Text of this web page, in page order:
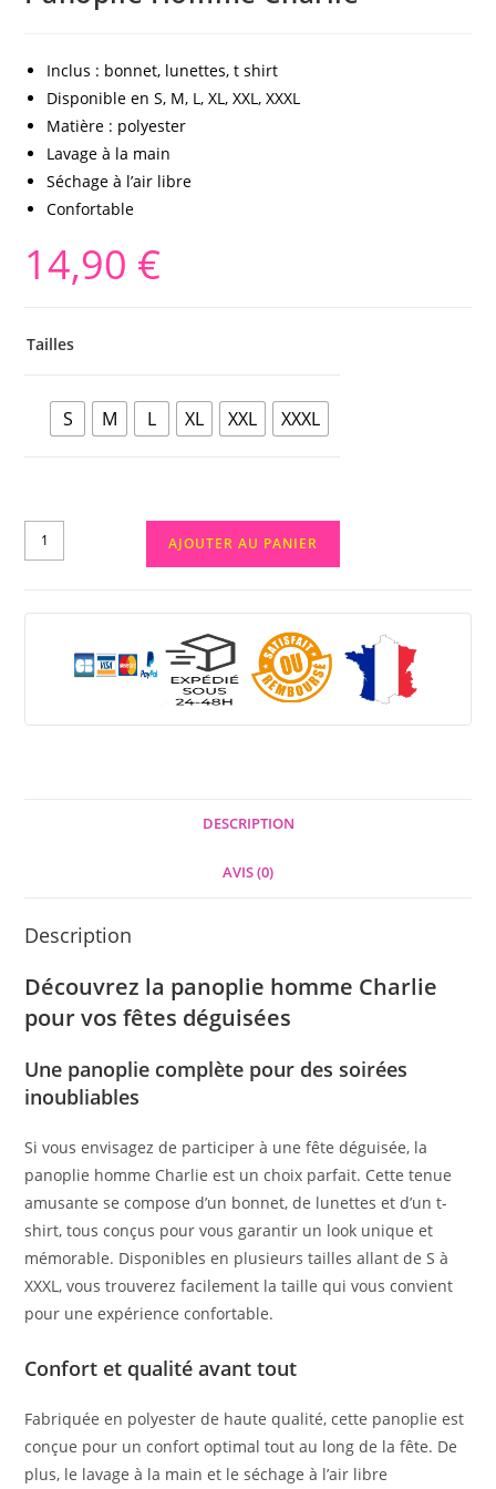
Inclus : bonnet, lunettes, t shirt
Disponible en S, M, L, XL, XXL, XXXL
Matière : polyester
Lavage à la main
Séchage à l’air libre
Confortable
14,90 €
Tailles
S M L XL XXL XXXL
AJOUTER AU PANIER
DESCRIPTION
AVIS (0)
Description
Découvrez la panoplie homme Charlie
pour vos fêtes déguisées
Une panoplie complète pour des soirées
inoubliables
Si vous envisagez de participer à une fête déguisée, la
panoplie homme Charlie est un choix parfait. Cette tenue
amusante se compose d’un bonnet, de lunettes et d’un t-
shirt, tous conçus pour vous garantir un look unique et
mémorable. Disponibles en plusieurs tailles allant de S à
XXXL, vous trouverez facilement la taille qui vous convient
pour une expérience confortable.
Confort et qualité avant tout
Fabriquée en polyester de haute qualité, cette panoplie est
conçue pour un confort optimal tout au long de la fête. De
plus, le lavage à la main et le séchage à l’air libre